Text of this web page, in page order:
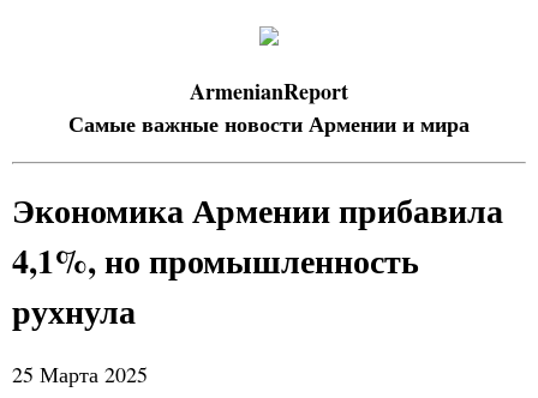
ArmenianReport
Самые важные новости Армении и мира
Экономика Армении прибавила
4,1%, но промышленность
рухнула
25 Марта 2025